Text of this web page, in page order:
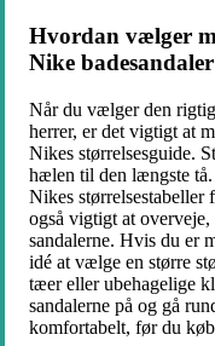
Hvordan vælger
Nike
Når du vælger den
herrer, er det vigtigt at
Nikes størrelsesguide.
hælen til den længste tå.
Nikes størrelsestabeller
også vigtigt at
sandalerne. Hvis du er
idé at vælge en større
tæer eller ubehagelige
sandalerne på og gå
komfortabelt, før du